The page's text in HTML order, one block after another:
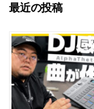
最近の投稿